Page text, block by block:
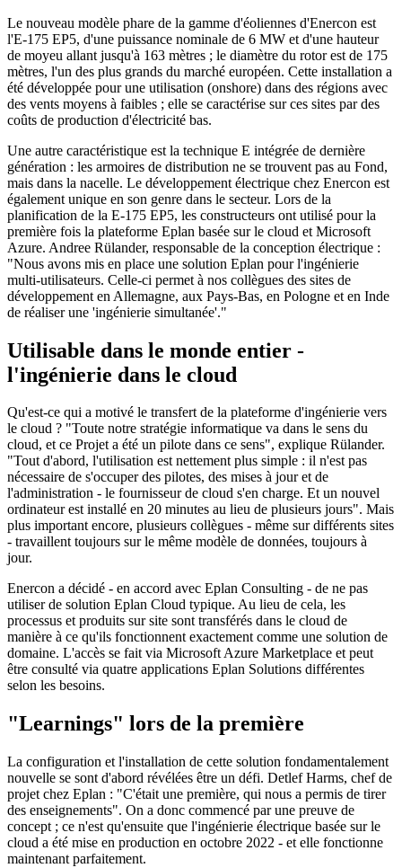
Le nouveau modèle phare de la gamme d'éoliennes d'Enercon est
l'E-175 EP5, d'une puissance nominale de 6 MW et d'une hauteur
de moyeu allant jusqu'à 163 mètres ; le diamètre du rotor est de 175
mètres, l'un des plus grands du marché européen. Cette installation a
été développée pour une utilisation (onshore) dans des régions avec
des vents moyens à faibles ; elle se caractérise sur ces sites par des
coûts de production d'électricité bas.
Une autre caractéristique est la technique E intégrée de dernière
génération : les armoires de distribution ne se trouvent pas au Fond,
mais dans la nacelle. Le développement électrique chez Enercon est
également unique en son genre dans le secteur. Lors de la
planification de la E-175 EP5, les constructeurs ont utilisé pour la
première fois la plateforme Eplan basée sur le cloud et Microsoft
Azure. Andree Rülander, responsable de la conception électrique :
"Nous avons mis en place une solution Eplan pour l'ingénierie
multi-utilisateurs. Celle-ci permet à nos collègues des sites de
développement en Allemagne, aux Pays-Bas, en Pologne et en Inde
de réaliser une 'ingénierie simultanée'."
Utilisable dans le monde entier -
l'ingénierie dans le cloud
Qu'est-ce qui a motivé le transfert de la plateforme d'ingénierie vers
le cloud ? "Toute notre stratégie informatique va dans le sens du
cloud, et ce Projet a été un pilote dans ce sens", explique Rülander.
"Tout d'abord, l'utilisation est nettement plus simple : il n'est pas
nécessaire de s'occuper des pilotes, des mises à jour et de
l'administration - le fournisseur de cloud s'en charge. Et un nouvel
ordinateur est installé en 20 minutes au lieu de plusieurs jours". Mais
plus important encore, plusieurs collègues - même sur différents sites
- travaillent toujours sur le même modèle de données, toujours à
jour.
Enercon a décidé - en accord avec Eplan Consulting - de ne pas
utiliser de solution Eplan Cloud typique. Au lieu de cela, les
processus et produits sur site sont transférés dans le cloud de
manière à ce qu'ils fonctionnent exactement comme une solution de
domaine. L'accès se fait via Microsoft Azure Marketplace et peut
être consulté via quatre applications Eplan Solutions différentes
selon les besoins.
"Learnings" lors de la première
La configuration et l'installation de cette solution fondamentalement
nouvelle se sont d'abord révélées être un défi. Detlef Harms, chef de
projet chez Eplan : "C'était une première, qui nous a permis de tirer
des enseignements". On a donc commencé par une preuve de
concept ; ce n'est qu'ensuite que l'ingénierie électrique basée sur le
cloud a été mise en production en octobre 2022 - et elle fonctionne
maintenant parfaitement.